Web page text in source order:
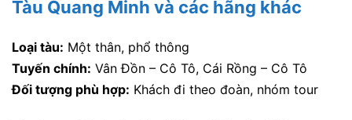
Tàu Quang Minh và các hãng khác
Loại tàu: Một thân, phổ thông
Tuyến chính: Vân Đồn – Cô Tô, Cái Rồng – Cô Tô
Đối tượng phù hợp: Khách đi theo đoàn, nhóm tour